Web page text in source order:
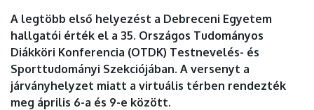
A legtöbb első helyezést a Debreceni Egyetem
hallgatói érték el a 35. Országos Tudományos
Diákköri Konferencia (OTDK) Testnevelés- és
Sporttudományi Szekciójában. A versenyt a
járványhelyzet miatt a virtuális térben rendezték
meg április 6-a és 9-e között.